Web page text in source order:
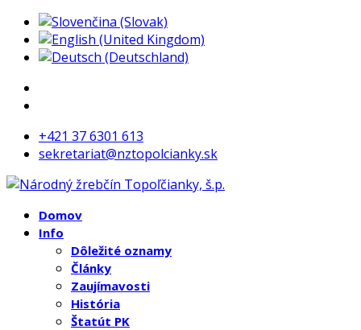
+421 37 6301 613
sekretariat@nztopolcianky.sk
Domov
Info
Dôležité oznamy
Články
Zaujímavosti
História
Štatút PK